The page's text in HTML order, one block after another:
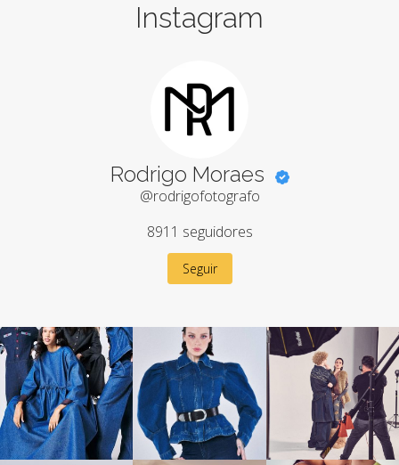
Instagram
Rodrigo Moraes
@rodrigofotografo
8911 seguidores
Seguir